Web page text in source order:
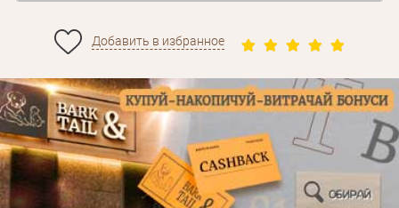
Добавить в избранное